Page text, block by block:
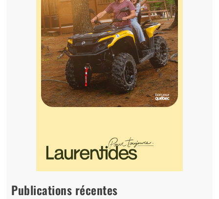
Publications récentes